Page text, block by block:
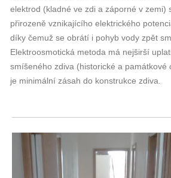
elektrod (kladné ve zdi a záporné v zemi)
přirozeně vznikajícího elektrického
díky čemuž se obrátí i pohyb vody zpět
Elektroosmotická metoda má nejširší
smíšeného zdiva (historické a památkové
je minimální zásah do konstrukce zdiva.